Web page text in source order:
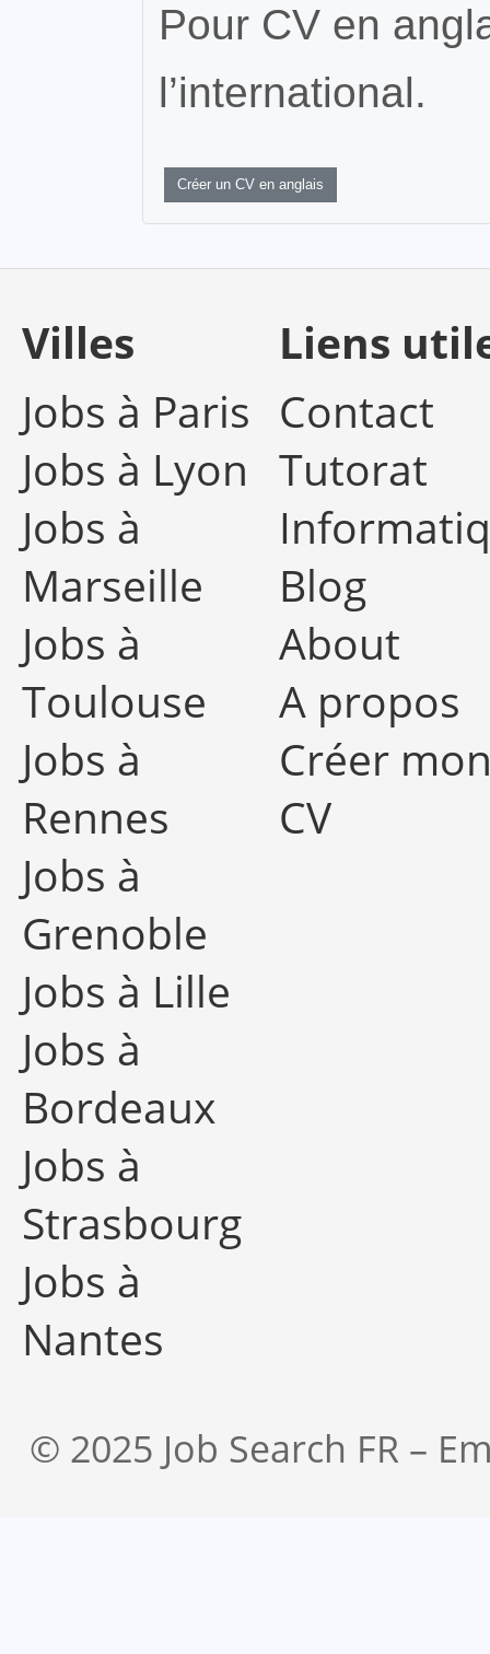
Pour CV en
l’international.
Créer un CV en anglais
Villes
Jobs à Paris
Jobs à Lyon
Jobs à
Marseille
Jobs à
Toulouse
Jobs à
Rennes
Jobs à
Grenoble
Jobs à Lille
Jobs à
Bordeaux
Jobs à
Strasbourg
Jobs à
Nantes
Liens
Contact
Tutorat
Blog
About
A propos
Créer
CV
© 2025 Job Search FR –